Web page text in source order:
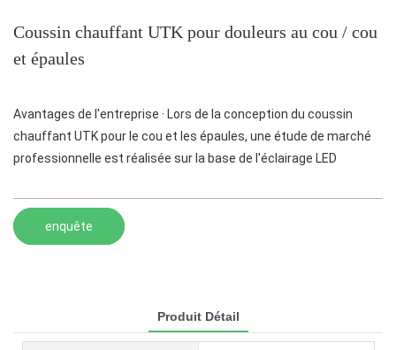
Coussin chauffant UTK pour douleurs au cou / cou
et épaules
Avantages de l'entreprise · Lors de la conception du coussin
chauffant UTK pour le cou et les épaules, une étude de marché
professionnelle est réalisée sur la base de l'éclairage LED
enquête
Produit Détail